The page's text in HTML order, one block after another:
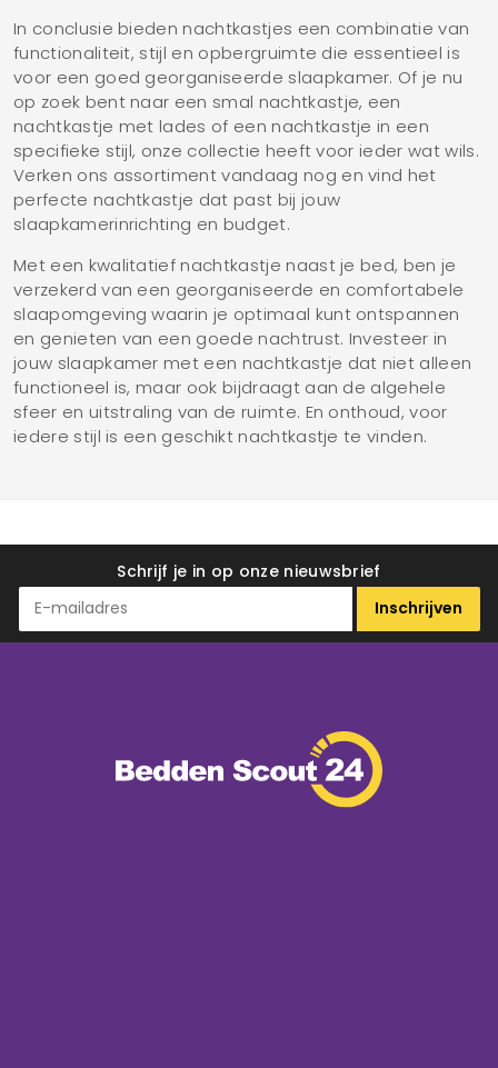
In conclusie bieden nachtkastjes een combinatie van
functionaliteit, stijl en opbergruimte die essentieel is
voor een goed georganiseerde slaapkamer. Of je nu
op zoek bent naar een smal nachtkastje, een
nachtkastje met lades of een nachtkastje in een
specifieke stijl, onze collectie heeft voor ieder wat wils.
Verken ons assortiment vandaag nog en vind het
perfecte nachtkastje dat past bij jouw
slaapkamerinrichting en budget.
Met een kwalitatief nachtkastje naast je bed, ben je
verzekerd van een georganiseerde en comfortabele
slaapomgeving waarin je optimaal kunt ontspannen
en genieten van een goede nachtrust. Investeer in
jouw slaapkamer met een nachtkastje dat niet alleen
functioneel is, maar ook bijdraagt aan de algehele
sfeer en uitstraling van de ruimte. En onthoud, voor
iedere stijl is een geschikt nachtkastje te vinden.
Schrijf je in op onze nieuwsbrief
Inschrijven